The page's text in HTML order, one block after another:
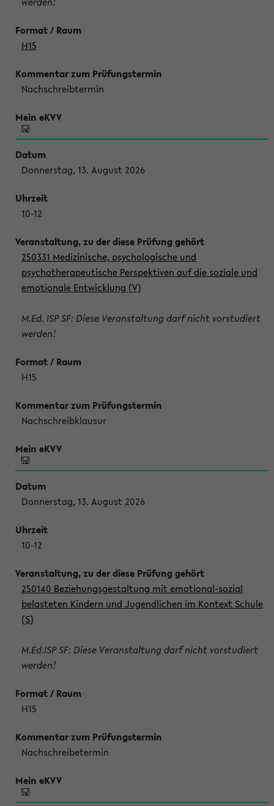
H15
Nachschreibtermin
Donnerstag, 13. August 2026
10-12
250331 Medizinische, psychologische und
psychotherapeutische Perspektiven auf die soziale und
emotionale Entwicklung (V)
M.Ed. ISP SF: Diese Veranstaltung darf nicht vorstudiert
werden!
H15
Nachschreibklausur
Donnerstag, 13. August 2026
10-12
250140 Beziehungsgestaltung mit emotional-sozial
belasteten Kindern und Jugendlichen im Kontext Schule
(S)
M.Ed.ISP SF: Diese Veranstaltung darf nicht vorstudiert
werden!
H15
Nachschreibetermin